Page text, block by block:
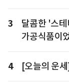
3
달콤한 '스
가공식품이
4 [오늘의 운